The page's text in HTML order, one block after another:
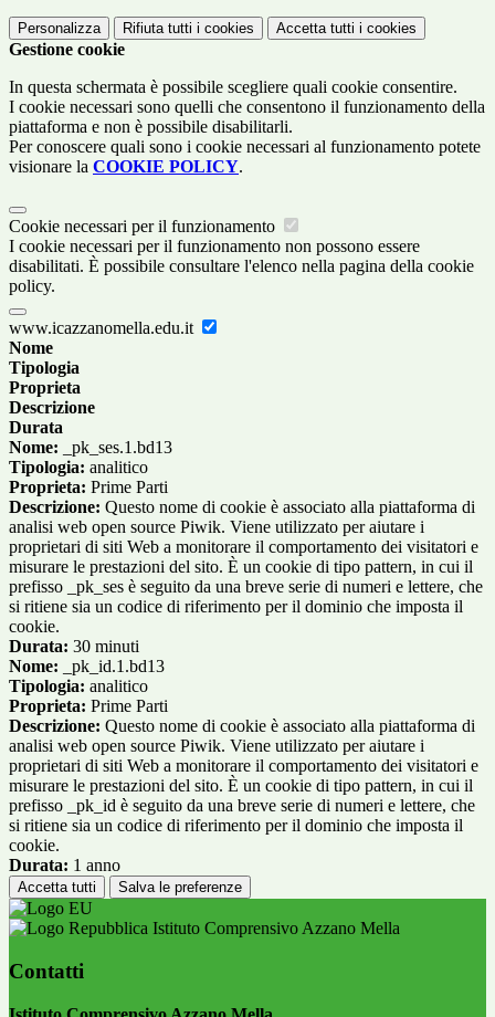
Personalizza Rifiuta tutti i cookies Accetta tutti i cookies
Gestione cookie
In questa schermata è possibile scegliere quali cookie consentire.
I cookie necessari sono quelli che consentono il funzionamento della
piattaforma e non è possibile disabilitarli.
Per conoscere quali sono i cookie necessari al funzionamento potete
visionare la COOKIE POLICY.
Cookie necessari per il funzionamento
I cookie necessari per il funzionamento non possono essere
disabilitati. È possibile consultare l'elenco nella pagina della cookie
policy.
www.icazzanomella.edu.it
Nome
Tipologia
Proprieta
Descrizione
Durata
Nome: _pk_ses.1.bd13
Tipologia: analitico
Proprieta: Prime Parti
Descrizione: Questo nome di cookie è associato alla piattaforma di
analisi web open source Piwik. Viene utilizzato per aiutare i
proprietari di siti Web a monitorare il comportamento dei visitatori e
misurare le prestazioni del sito. È un cookie di tipo pattern, in cui il
prefisso _pk_ses è seguito da una breve serie di numeri e lettere, che
si ritiene sia un codice di riferimento per il dominio che imposta il
cookie.
Durata: 30 minuti
Nome: _pk_id.1.bd13
Tipologia: analitico
Proprieta: Prime Parti
Descrizione: Questo nome di cookie è associato alla piattaforma di
analisi web open source Piwik. Viene utilizzato per aiutare i
proprietari di siti Web a monitorare il comportamento dei visitatori e
misurare le prestazioni del sito. È un cookie di tipo pattern, in cui il
prefisso _pk_id è seguito da una breve serie di numeri e lettere, che
si ritiene sia un codice di riferimento per il dominio che imposta il
cookie.
Durata: 1 anno
Accetta tutti Salva le preferenze
Istituto Comprensivo Azzano Mella
Contatti